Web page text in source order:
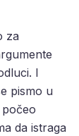
za
I
pismo u
da istraga